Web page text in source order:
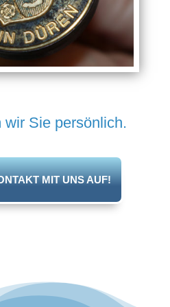
wir Sie persönlich.
MIT UNS AUF!